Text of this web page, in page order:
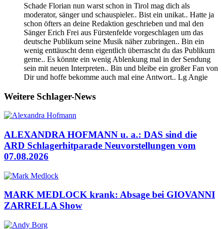
Schade Florian nun warst schon in Tirol mag dich als
moderator, sänger und schauspieler.. Bist ein unikat.. Hatte ja
schon öfters an deine Redaktion geschrieben und mal den
Sänger Erich Frei aus Fürstenfelde vorgeschlagen um das
deutsche Publikum seine Musik näher zubringen.. Bin ein
wenig enttäuscht denn eigentlich überrascht du das Publikum
gerne.. Es könnte ein wenig Ablenkung mal in der Sendung
sein mit neuen Interpreten.. Bin und bleibe ein großer Fan von
Dir und hoffe bekomme auch mal eine Antwort.. Lg Angie
Weitere Schlager-News
ALEXANDRA HOFMANN u. a.: DAS sind die
ARD Schlagerhitparade Neuvorstellungen vom
07.08.2026
MARK MEDLOCK krank: Absage bei GIOVANNI
ZARRELLA Show